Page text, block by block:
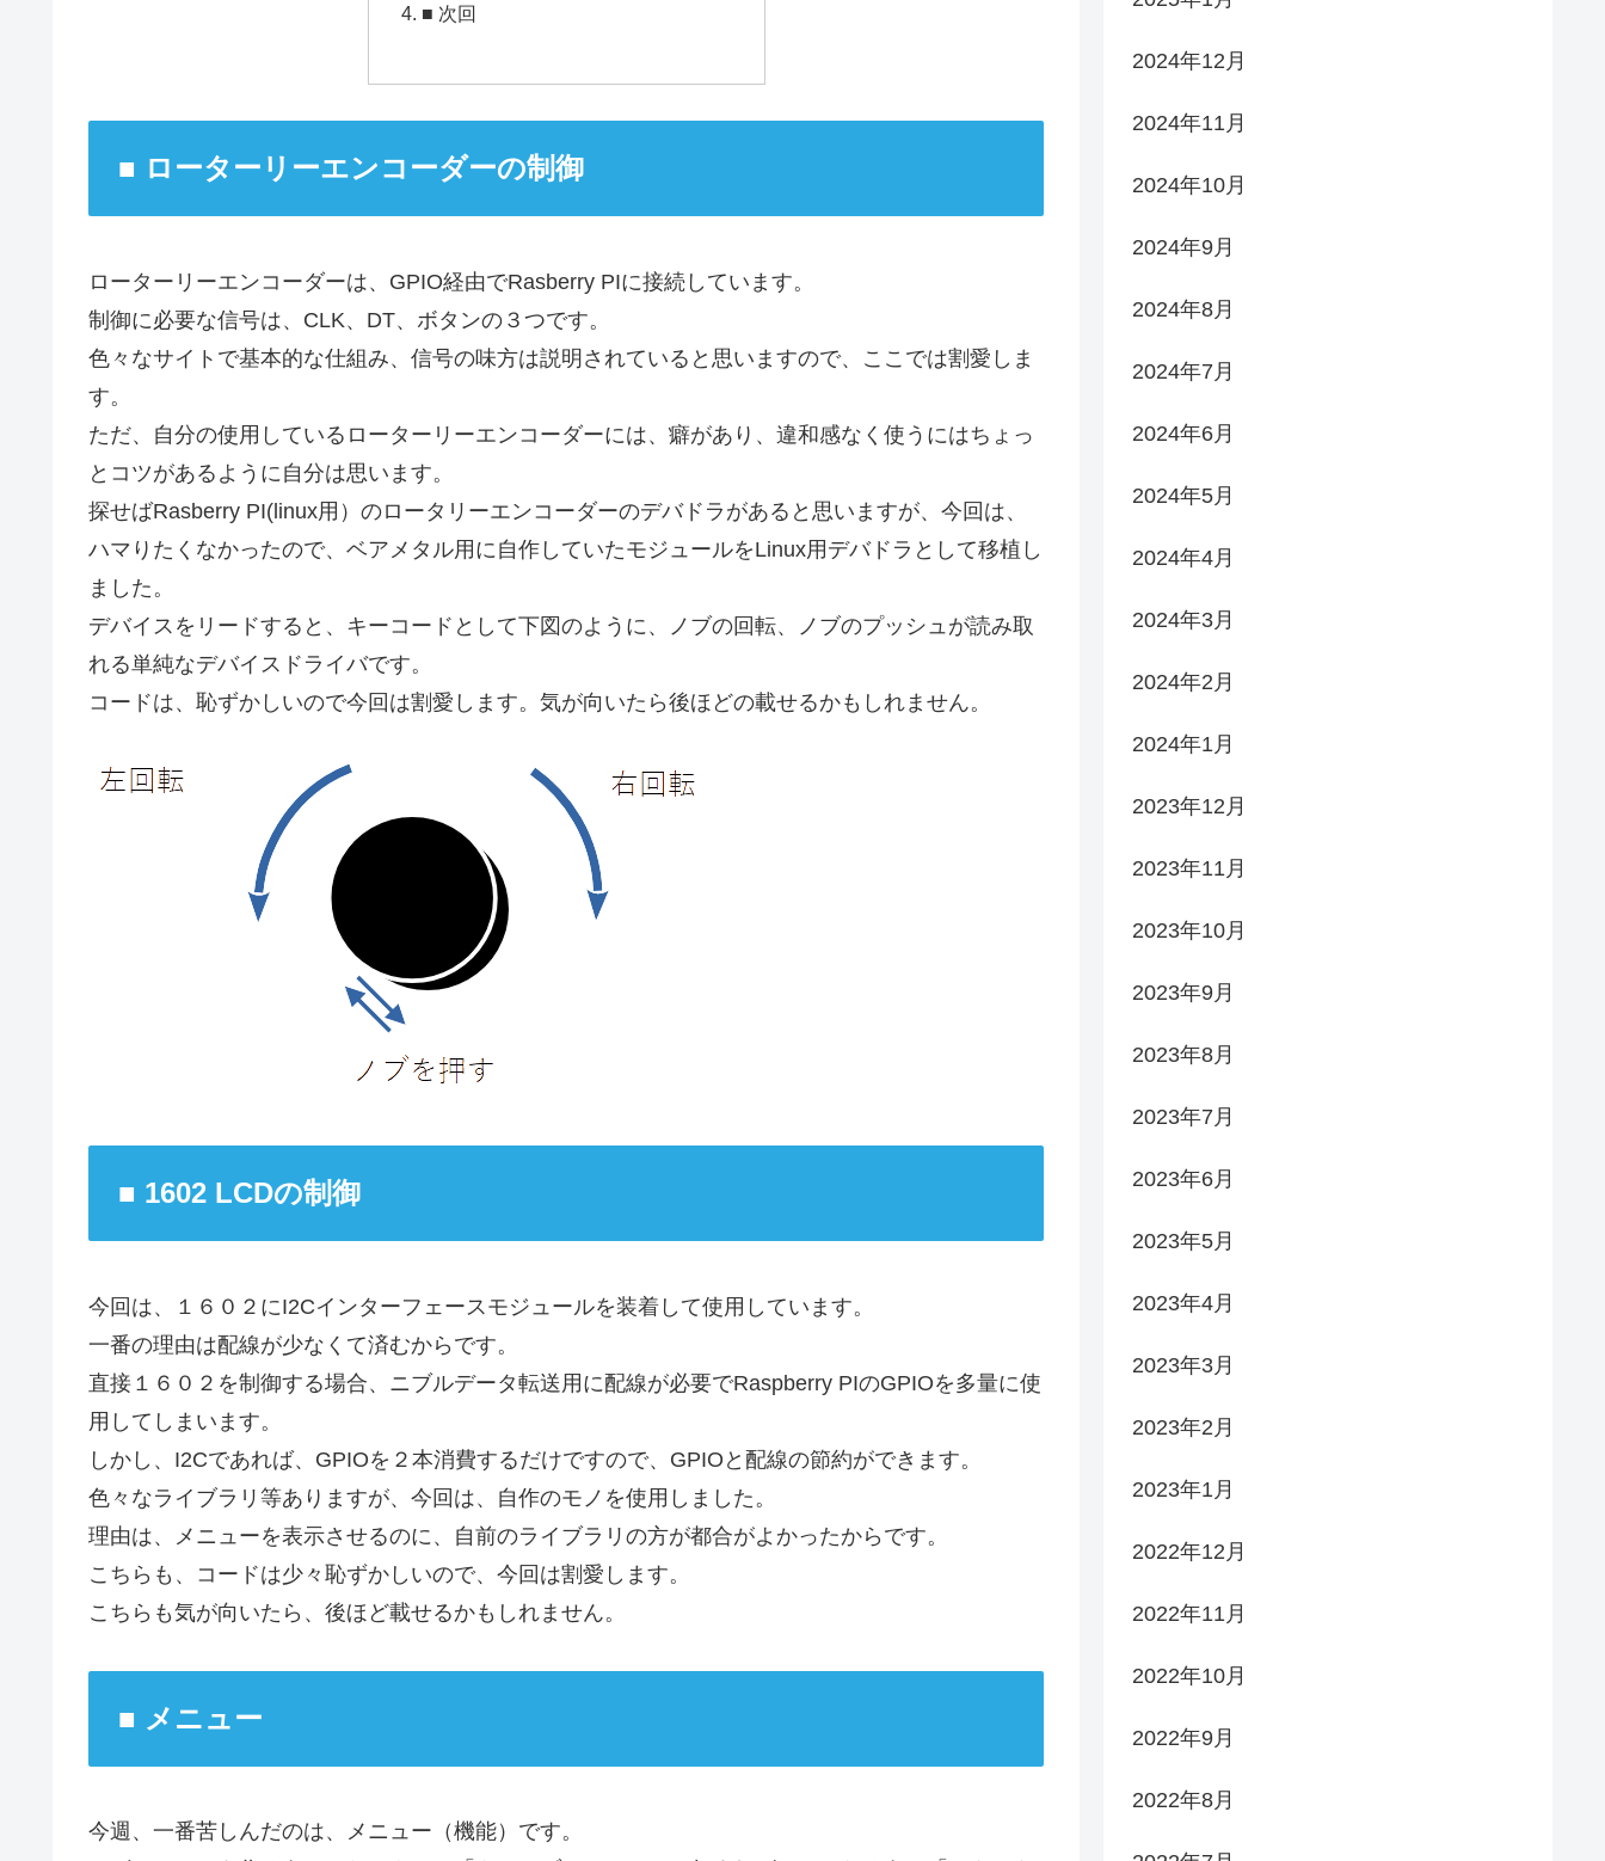
■ 次回
■ ローターリーエンコーダーの制御
ローターリーエンコーダーは、GPIO経由でRasberry PIに接続しています。
制御に必要な信号は、CLK、DT、ボタンの３つです。
色々なサイトで基本的な仕組み、信号の味方は説明されていると思いますので、ここでは割愛しま
す。
ただ、自分の使用しているローターリーエンコーダーには、癖があり、違和感なく使うにはちょっ
とコツがあるように自分は思います。
探せばRasberry PI(linux用）のロータリーエンコーダーのデバドラがあると思いますが、今回は、
ハマりたくなかったので、ベアメタル用に自作していたモジュールをLinux用デバドラとして移植し
ました。
デバイスをリードすると、キーコードとして下図のように、ノブの回転、ノブのプッシュが読み取
れる単純なデバイスドライバです。
コードは、恥ずかしいので今回は割愛します。気が向いたら後ほどの載せるかもしれません。
■ 1602 LCDの制御
今回は、１６０２にI2Cインターフェースモジュールを装着して使用しています。
一番の理由は配線が少なくて済むからです。
直接１６０２を制御する場合、ニブルデータ転送用に配線が必要でRaspberry PIのGPIOを多量に使
用してしまいます。
しかし、I2Cであれば、GPIOを２本消費するだけですので、GPIOと配線の節約ができます。
色々なライブラリ等ありますが、今回は、自作のモノを使用しました。
理由は、メニューを表示させるのに、自前のライブラリの方が都合がよかったからです。
こちらも、コードは少々恥ずかしいので、今回は割愛します。
こちらも気が向いたら、後ほど載せるかもしれません。
■ メニュー
今週、一番苦しんだのは、メニュー（機能）です。
2024年12月
2024年11月
2024年10月
2024年9月
2024年8月
2024年7月
2024年6月
2024年5月
2024年4月
2024年3月
2024年2月
2024年1月
2023年12月
2023年11月
2023年10月
2023年9月
2023年8月
2023年7月
2023年6月
2023年5月
2023年4月
2023年3月
2023年2月
2023年1月
2022年12月
2022年11月
2022年10月
2022年9月
2022年8月